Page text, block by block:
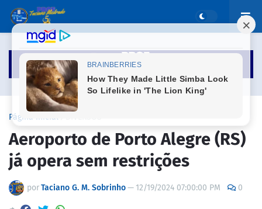
Página inicial
Aeroporto de Porto Alegre (RS)
já opera sem restrições
porTaciano G. M. Sobrinho— 12/19/2024 07:00:00 PM 0